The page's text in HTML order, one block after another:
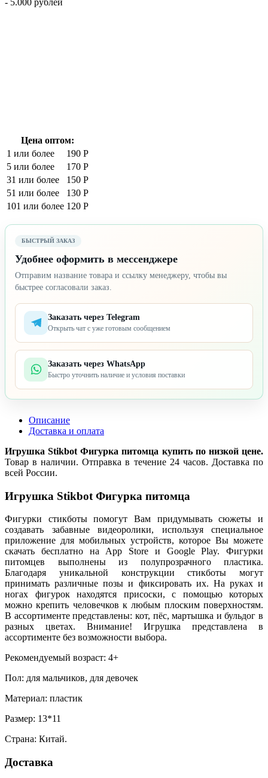
Цена оптом:
1 или более
190 Р
5 или более
170 Р
31 или более
150 Р
51 или более
130 Р
101 или более 120 Р
БЫСТРЫЙ ЗАКАЗ
Удобнее оформить в мессенджере
Отправим название товара и ссылку менеджеру, чтобы вы
быстрее согласовали заказ.
Заказать через Telegram
Открыть чат с уже готовым сообщением
Заказать через WhatsApp
Быстро уточнить наличие и условия поставки
Описание
Доставка и оплата
Игрушка Stikbot Фигурка питомца купить по низкой цене.
Товар в наличии. Отправка в течение 24 часов. Доставка по
всей России.
Игрушка Stikbot Фигурка питомца
Фигурки стикботы помогут Вам придумывать сюжеты и
создавать забавные видеоролики, используя специальное
приложение для мобильных устройств, которое Вы можете
скачать бесплатно на App Store и Google Play. Фигурки
питомцев выполнены из полупрозрачного пластика.
Благодаря уникальной конструкции стикботы могут
принимать различные позы и фиксировать их. На руках и
ногах фигурок находятся присоски, с помощью которых
можно крепить человечков к любым плоским поверхностям.
В ассортименте представлены: кот, пёс, мартышка и бульдог в
разных цветах. Внимание! Игрушка представлена в
ассортименте без возможности выбора.
Рекомендуемый возраст: 4+
Пол: для мальчиков, для девочек
Материал: пластик
Размер: 13*11
Страна: Китай.
Доставка